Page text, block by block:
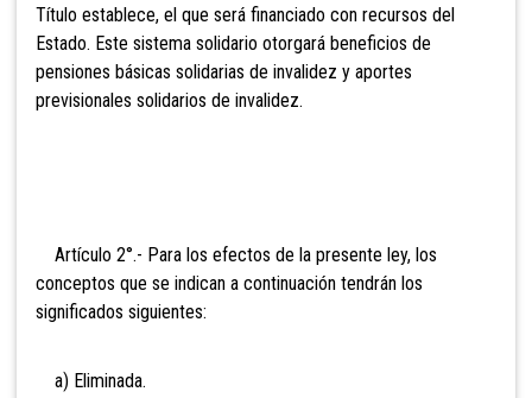
Título establece, el que será financiado con recursos del
Estado. Este sistema solidario otorgará beneficios de
pensiones básicas solidarias de invalidez y aportes
previsionales solidarios de invalidez.
Artículo 2°.- Para los efectos de la presente ley, los
conceptos que se indican a continuación tendrán los
significados siguientes:
a) Eliminada.